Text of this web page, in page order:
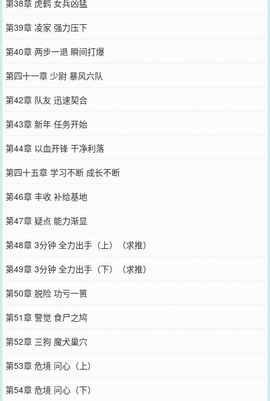
第38章 虎鹤 女兵凶猛
第39章 凌家 强力压下
第40章 两步一退 瞬间打爆
第四十一章 少尉 暴风六队
第42章 队友 迅速契合
第43章 新年 任务开始
第44章 以血开锋 干净利落
第四十五章 学习不断 成长不断
第46章 丰收 补给基地
第47章 疑点 能力渐显
第48章 3分钟 全力出手（上）（求推）
第49章 3分钟 全力出手（下）（求推）
第50章 脱险 功亏一篑
第51章 警觉 食尸之鸠
第52章 三狗 魔犬巢穴
第53章 危境 问心（上）
第54章 危境 问心（下）